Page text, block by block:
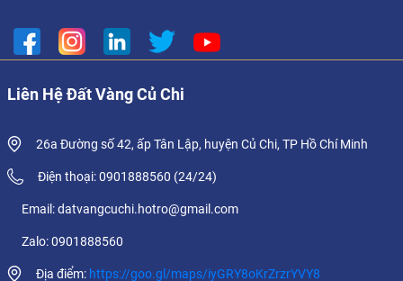
Liên Hệ Đất Vàng Củ Chi
26a Đường số 42, ấp Tân Lập, huyện Củ Chi, TP Hồ Chí Minh
Điện thoại: 0901888560 (24/24)
Email: datvangcuchi.hotro@gmail.com
Zalo: 0901888560
Địa điểm: https://goo.gl/maps/iyGRY8oKrZrzrYVY8